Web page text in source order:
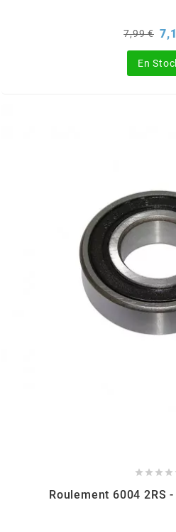
OTTO PARTS
OXA FACTORY
PARMAKIT
PEUGEOT
PHILIPS
Prix
base
7,99 €
En
   
Roulement 6004 2RS